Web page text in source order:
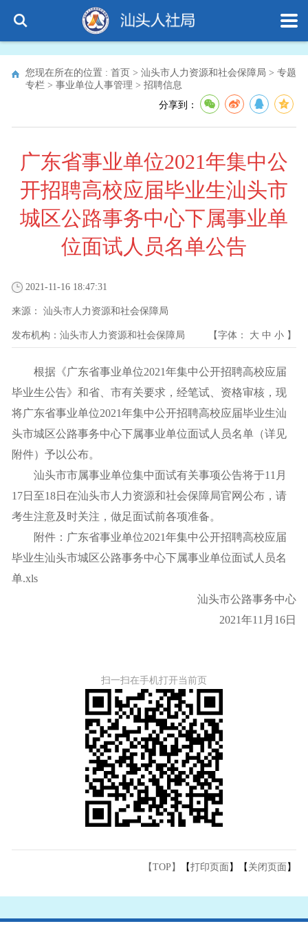
您现在所在的位置 : 首页 > 汕头市人力资源和社会保障局 > 专题
专栏 > 事业单位人事管理 > 招聘信息
分享到：
广东省事业单位2021年集中公
开招聘高校应届毕业生汕头市
城区公路事务中心下属事业单
位面试人员名单公告
2021-11-16 18:47:31
来源： 汕头市人力资源和社会保障局
发布机构： 汕头市人力资源和社会保障局 【字体： 大 中 小 】
根据《广东省事业单位2021年集中公开招聘高校应届
毕业生公告》和省、市有关要求，经笔试、资格审核，现
将广东省事业单位2021年集中公开招聘高校应届毕业生汕
头市城区公路事务中心下属事业单位面试人员名单（详见
附件）予以公布。
汕头市市属事业单位集中面试有关事项公告将于11月
17日至18日在汕头市人力资源和社会保障局官网公布，请
考生注意及时关注，做足面试前各项准备。
附件： 广东省事业单位2021年集中公开招聘高校应届
毕业生汕头市城区公路事务中心下属事业单位面试人员名
单.xls
汕头市公路事务中心
2021年11月16日
扫一扫在手机打开当前页
【TOP】 【打印页面 】【 关闭页面 】